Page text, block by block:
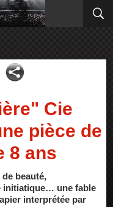
Cie
pièce de
8 ans
beauté,
initiatique… une fable
interprétée par